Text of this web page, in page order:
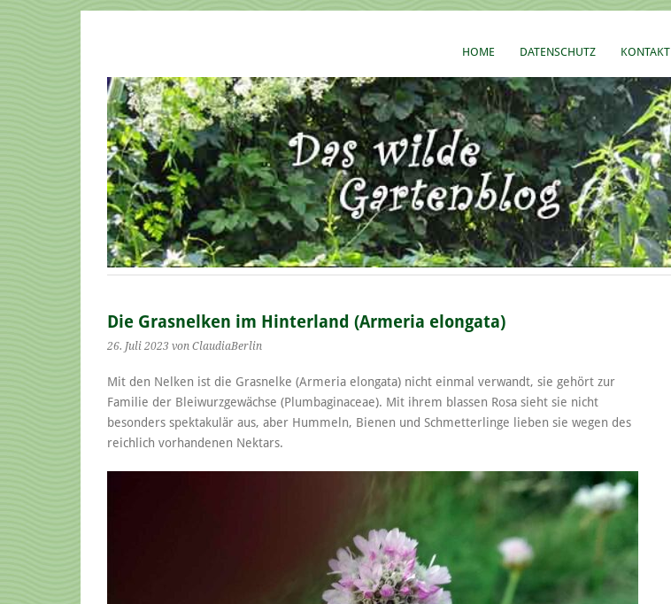
HOME DATENSCHUTZ KONTAKT
Die Grasnelken im Hinterland (Armeria elongata)
26. Juli 2023 von ClaudiaBerlin
Mit den Nelken ist die Grasnelke (Armeria elongata) nicht einmal verwandt, sie gehört zur
Familie der Bleiwurzgewächse (Plumbaginaceae). Mit ihrem blassen Rosa sieht sie nicht
besonders spektakulär aus, aber Hummeln, Bienen und Schmetterlinge lieben sie wegen des
reichlich vorhandenen Nektars.